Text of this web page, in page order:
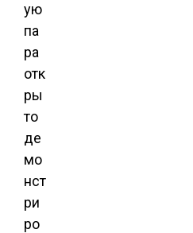
ую
па
ра
отк
ры
то
де
мо
нст
ри
ро